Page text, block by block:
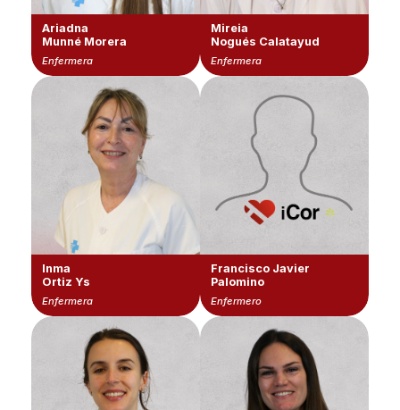
Ariadna
Munné Morera
Enfermera
Mireia
Nogués Calatayud
Enfermera
Inma
Ortiz Ys
Enfermera
Francisco Javier
Palomino
Enfermero